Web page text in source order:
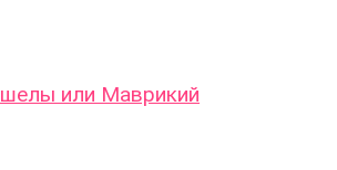
или Маврикий